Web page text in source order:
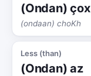
(Ondan) çox
(ondaan) choKh
Less (than)
(Ondan) az